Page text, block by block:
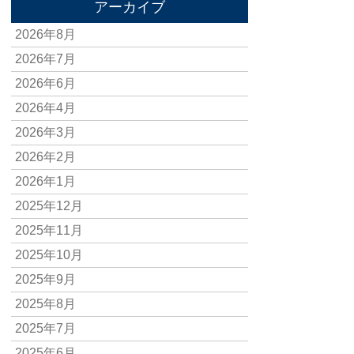
アーカイブ
2026年8月
2026年7月
2026年6月
2026年4月
2026年3月
2026年2月
2026年1月
2025年12月
2025年11月
2025年10月
2025年9月
2025年8月
2025年7月